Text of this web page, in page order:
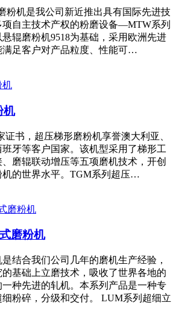
粉机是我公司新近推出具有国际先进技
自主技术产权的粉磨设备—MTW系列
辊磨粉机9518为基础，采用欧洲先进
满足客户对产品粒度、性能可…
机
证书，超压梯形磨粉机享誉澳大利亚、
牙等客户国家。该机型采用了梯形工
磨辊联动增压等五项磨机技术，开创
机的世界水平。TGM系列超压…
磨粉机
结合我们公司几年的磨机生产经验，
基础上立磨技术，吸收了世界各地的
种先进的轧机。本系列产品是一种专
粉碎，分级和交付。 LUM系列超细立